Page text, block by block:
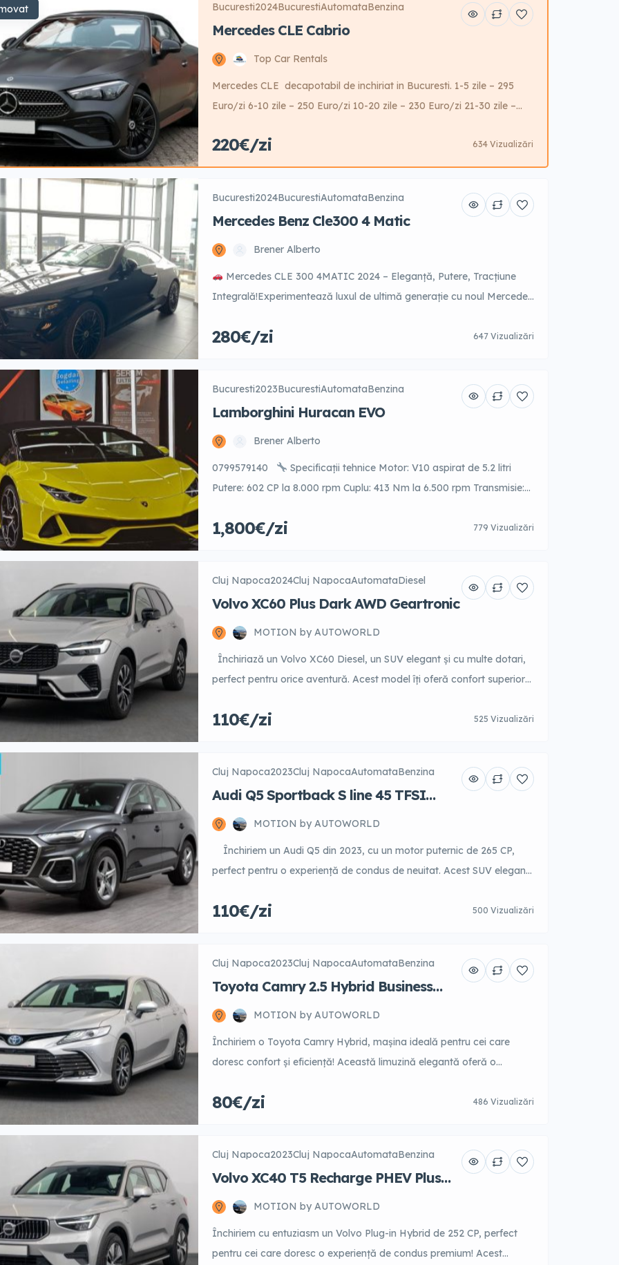
Bucuresti2024BucurestiAutomataBenzina
Mercedes CLE Cabrio
Top Car Rentals
Mercedes CLE decapotabil de inchiriat in Bucuresti. 1-5 zile – 295
Euro/zi 6-10 zile – 250 Euro/zi 10-20 zile – 230 Euro/zi 21-30 zile –
aditional.
220€/zi 634 Vizualizări
Bucuresti2024BucurestiAutomataBenzina
Mercedes Benz Cle300 4 Matic
Brener Alberto
Mercedes CLE 300 4MATIC 2024 – Eleganță, Putere, Tracțiune
Integrală!Experimentează luxul de ultimă generație cu noul Mercedes
4MATIC pentru stabilitate maximă în orice condiții. Ideal pentru
280€/zi 647 Vizualizări
Bucuresti2023BucurestiAutomataBenzina
Lamborghini Huracan EVO
Brener Alberto
0799579140
Specificații tehnice Motor: V10 aspirat de 5.2 litri
Putere: 602 CP la 8.000 rpm Cuplu: 413 Nm la 6.500 rpm Transmisie:
Accelerație 0–100 km/h: aproximativ 3.5 secunde Viteză maximă:
1,800€/zi 779 Vizualizări
Cluj Napoca2024Cluj NapocaAutomataDiesel
Volvo XC60 Plus Dark AWD Geartronic
MOTION by AUTOWORLD
Închiriază un Volvo XC60 Diesel, un SUV elegant și cu multe dotari,
perfect pentru orice aventură. Acest model îți oferă confort superior
tehnologie de ultimă generație, inclusiv sistem de navigație și
110€/zi 525 Vizualizări
Cluj Napoca2023Cluj NapocaAutomataBenzina
Audi Q5 Sportback S line 45 TFSI
MOTION by AUTOWORLD
Închiriem un Audi Q5 din 2023, cu un motor puternic de 265 CP,
perfect pentru o experiență de condus de neuitat. Acest SUV elegant
asigurând confortul necesar atât pentru călătorii scurte, cât și pentru
110€/zi 500 Vizualizări
Cluj Napoca2023Cluj NapocaAutomataBenzina
Toyota Camry 2.5 Hybrid Business
MOTION by AUTOWORLD
Închiriem o Toyota Camry Hybrid, mașina ideală pentru cei care
doresc confort și eficiență! Această limuzină elegantă oferă o
ecologică. Cu un interior spațios și bine dotat, fiecare călătorie devine
80€/zi 486 Vizualizări
Cluj Napoca2023Cluj NapocaAutomataBenzina
Volvo XC40 T5 Recharge PHEV Plus
MOTION by AUTOWORLD
Închiriem cu entuziasm un Volvo Plug-in Hybrid de 252 CP, perfect
pentru cei care doresc o experiență de condus premium! Acest